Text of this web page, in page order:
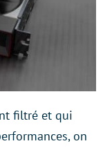
filtré et qui
on